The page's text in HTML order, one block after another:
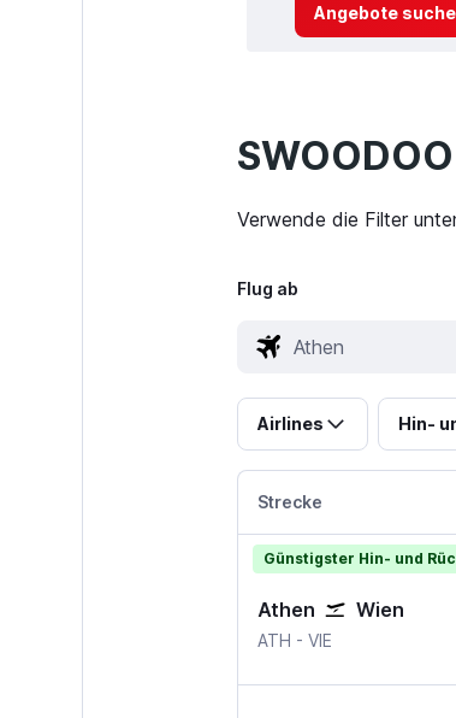
Angebote
Verwende die Filter
Flug ab
Airlines Hin-
Strecke
Günstigster Hin- und
Athen Wien
ATH Athen-Eleftherios
- VIE